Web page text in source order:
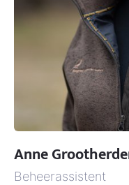
Anne
Beheerassistent